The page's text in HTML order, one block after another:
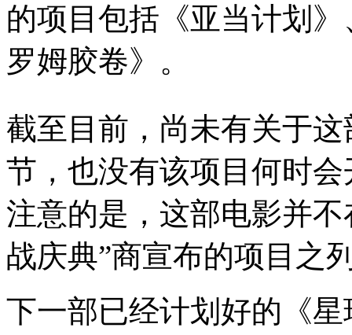
的项目包括《亚当计划
罗姆胶卷》。
截至目前，尚未有关于
节，也没有该项目何时
注意的是，这部电影并
战庆典”商宣布的项目之
下一部已经计划好的《